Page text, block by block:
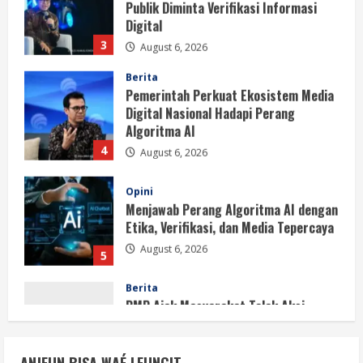
4
Berita
Pemerintah Perkuat Ekosistem Media
Digital Nasional Hadapi Perang
August 6, 2026
Opini
Menjawab Perang Algoritma AI dengan
Etika, Verifikasi, dan Media Tepercaya
Berita
BMP Ajak Masyarakat Tolak Aksi
Anarkis Demi Menjaga Keamanan dan
August 6, 2026
BMP Kecam Aksi KNPB, Serukan